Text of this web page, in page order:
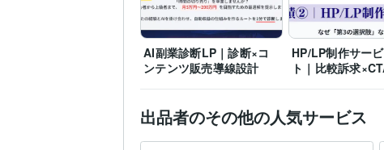
AI副業診断LP｜診断×コ
ンテンツ販売導線設計
HP/LP制作サー
ト｜比較訴求
出品者のその他の人気サービス